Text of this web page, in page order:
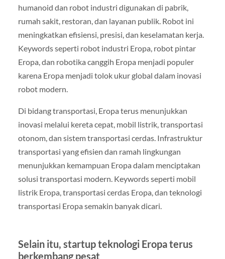
humanoid dan robot industri digunakan di pabrik,
rumah sakit, restoran, dan layanan publik. Robot ini
meningkatkan efisiensi, presisi, dan keselamatan kerja.
Keywords seperti robot industri Eropa, robot pintar
Eropa, dan robotika canggih Eropa menjadi populer
karena Eropa menjadi tolok ukur global dalam inovasi
robot modern.
Di bidang transportasi, Eropa terus menunjukkan
inovasi melalui kereta cepat, mobil listrik, transportasi
otonom, dan sistem transportasi cerdas. Infrastruktur
transportasi yang efisien dan ramah lingkungan
menunjukkan kemampuan Eropa dalam menciptakan
solusi transportasi modern. Keywords seperti mobil
listrik Eropa, transportasi cerdas Eropa, dan teknologi
transportasi Eropa semakin banyak dicari.
Selain itu, startup teknologi Eropa terus
berkembang pesat